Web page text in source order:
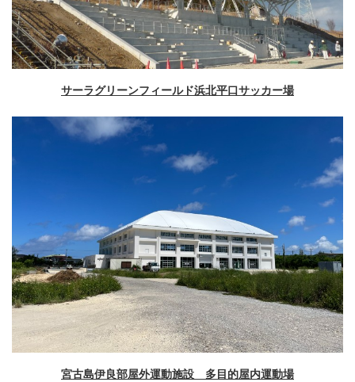
サーラグリーンフィールド浜北平口サッカー場
宮古島伊良部屋外運動施設 多目的屋内運動場